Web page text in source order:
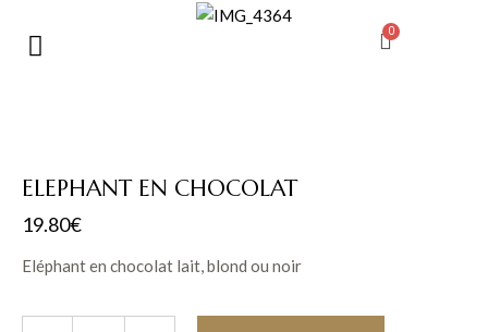
ELEPHANT EN CHOCOLAT
19.80€
Eléphant en chocolat lait, blond ou noir